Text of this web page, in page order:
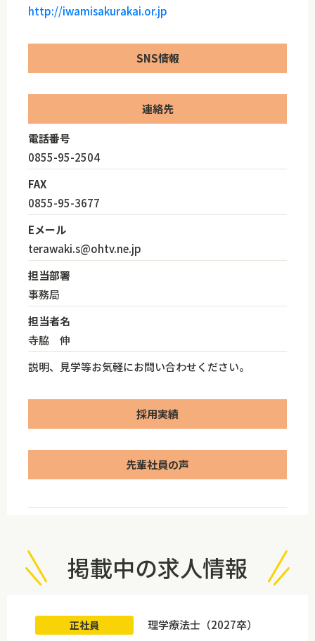
http://iwamisakurakai.or.jp
SNS情報
連絡先
電話番号
0855-95-2504
FAX
0855-95-3677
Eメール
terawaki.s@ohtv.ne.jp
担当部署
事務局
担当者名
寺脇 伸
説明、見学等お気軽にお問い合わせください。
採用実績
先輩社員の声
掲載中の求人情報
正社員 理学療法士（2027卒）